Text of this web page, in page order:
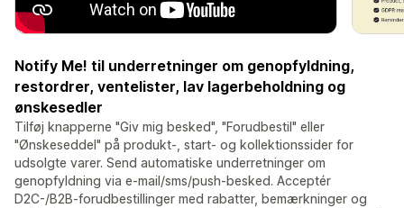
Notify Me! til underretninger om genopfyldning,
restordrer, ventelister, lav lagerbeholdning og
ønskesedler
Tilføj knapperne "Giv mig besked", "Forudbestil" eller
"Ønskeseddel" på produkt-, start- og kollektionssider for
udsolgte varer. Send automatiske underretninger om
genopfyldning via e-mail/sms/push-besked. Acceptér
D2C-/B2B-forudbestillinger med rabatter, bemærkninger og